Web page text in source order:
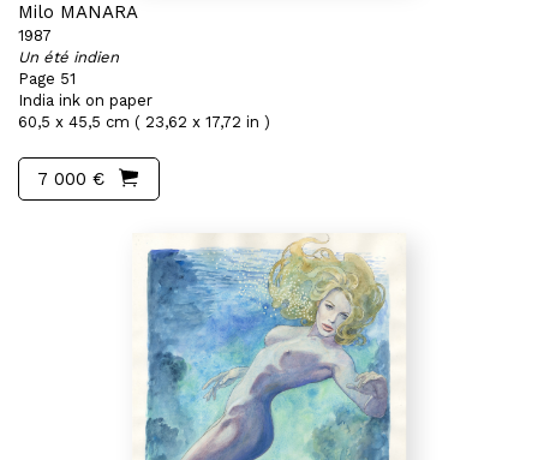
Milo MANARA
1987
Un été indien
Page 51
India ink on paper
60,5 x 45,5 cm ( 23,62 x 17,72 in )
7 000 €